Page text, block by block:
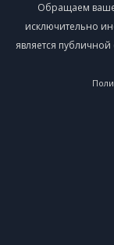
Обращаем ваше
исключительно
является